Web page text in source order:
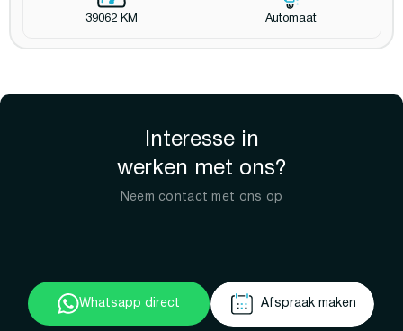
39062 KM Automaat
Interesse in
werken met ons?
Neem contact met ons op
Whatsapp direct Afspraak maken